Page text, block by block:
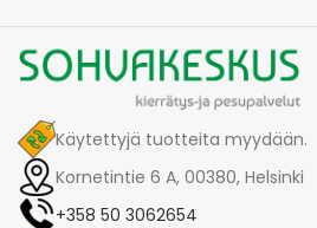
Käytettyjä tuotteita myydään.
Kornetintie 6 A, 00380, Helsinki
+358 50 3062654